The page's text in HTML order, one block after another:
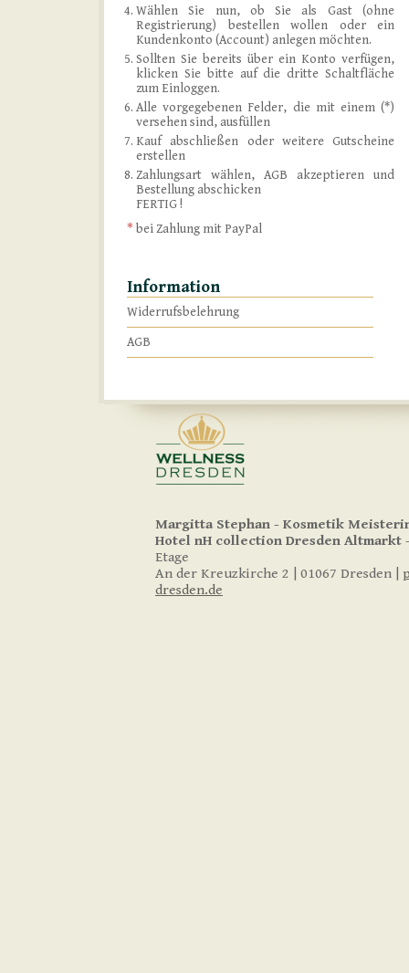
Wählen Sie nun, ob Sie als Gast (ohne
Registrierung) bestellen wollen oder ein
Kundenkonto (Account) anlegen möchten.
Sollten Sie bereits über ein Konto verfügen,
klicken Sie bitte auf die dritte Schaltfläche
zum Einloggen.
Alle vorgegebenen Felder, die mit einem (*)
versehen sind, ausfüllen
Kauf abschließen oder weitere Gutscheine
erstellen
Zahlungsart wählen, AGB akzeptieren und
Bestellung abschicken
FERTIG !
*bei Zahlung mit PayPal
Information
Widerrufsbelehrung
AGB
Margitta Stephan - Kosmetik
Hotel nH collection Dresden Altmarkt
Etage
An der Kreuzkirche 2 | 01067 Dresden |
dresden.de